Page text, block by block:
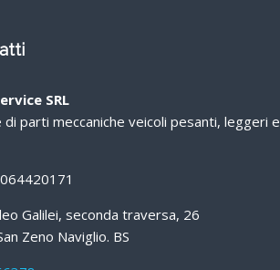
SRL
di parti meccaniche veicoli pesanti, leggeri e
Galilei, seconda traversa, 26
Zeno Naviglio. BS